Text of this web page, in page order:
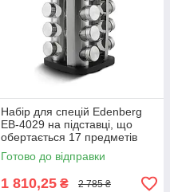
Набір для спецій Edenberg
EB-4029 на підставці, що
обертається 17 предметів
(Квадратна)
Готово до відправки
1 810,25 ₴ 2 785 ₴